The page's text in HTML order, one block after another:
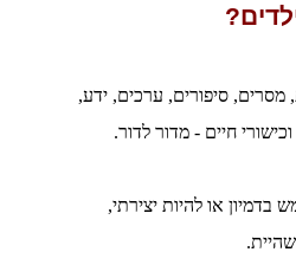
מסרים, סיפורים, ערכים, ידע,
חיים - מדור לדור.
או להיות יצירתי,